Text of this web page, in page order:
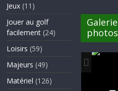
Jeux (11)
Jouer au golf
facilement (24)
Loisirs (59)
Majeurs (49)
Matériel (126)
Galerie
photos